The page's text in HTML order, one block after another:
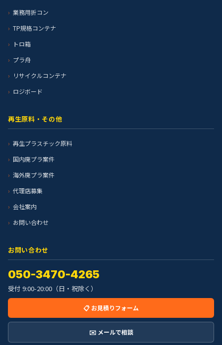
業務用折コン
TP規格コンテナ
トロ箱
プラ舟
リサイクルコンテナ
ロジボード
再生原料・その他
再生プラスチック原料
国内廃プラ案件
海外廃プラ案件
代理店募集
会社案内
お問い合わせ
お問い合わせ
050-3470-4265
受付 9:00-20:00（日・祝除く）
📋 お見積りフォーム
✉️ メールで相談